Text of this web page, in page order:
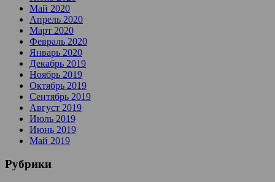
Май 2020
Апрель 2020
Март 2020
Февраль 2020
Январь 2020
Декабрь 2019
Ноябрь 2019
Октябрь 2019
Сентябрь 2019
Август 2019
Июль 2019
Июнь 2019
Май 2019
Рубрики